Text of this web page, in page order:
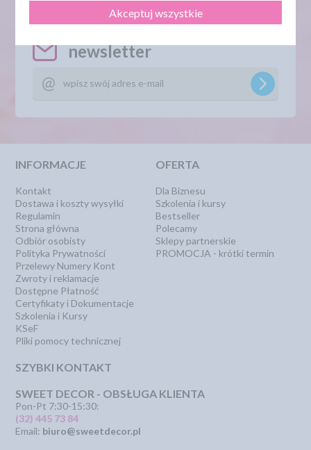
newsletter
INFORMACJE
Kontakt
Dostawa i koszty wysyłki
Regulamin
Strona główna
Odbiór osobisty
Polityka Prywatności
Przelewy Numery Kont
Zwroty i reklamacje
Dostępne Płatność
Certyfikaty i Dokumentacje
Szkolenia i Kursy
KSeF
Pliki pomocy technicznej
OFERTA
Dla Biznesu
Szkolenia i kursy
Bestseller
Polecamy
Sklepy partnerskie
PROMOCJA - krótki termin
SZYBKI KONTAKT
SWEET DECOR - OBSŁUGA KLIENTA
Pon-Pt 7:30-15:30:
(32) 445 73 84
Email: biuro@sweetdecor.pl
Akceptuj wszystkie